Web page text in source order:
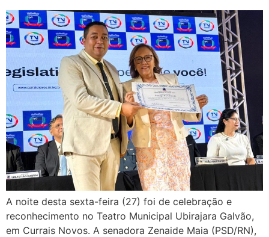
A noite desta sexta-feira (27) foi de celebração e
reconhecimento no Teatro Municipal Ubirajara Galvão,
em Currais Novos. A senadora Zenaide Maia (PSD/RN),